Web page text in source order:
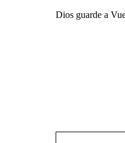
Dios guarde a